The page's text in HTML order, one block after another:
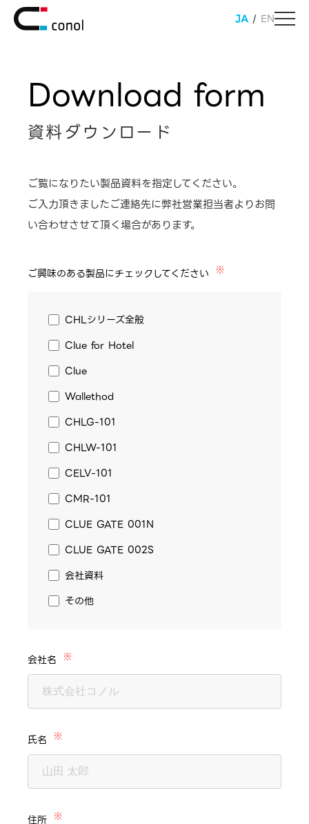
JA / EN
Download form
資料ダウンロード
ご覧になりたい製品資料を指定してください。
ご入力頂きましたご連絡先に弊社営業担当者よりお問
い合わせさせて頂く場合があります。
ご興味のある製品にチェックしてください ※
CHLシリーズ全般
Clue for Hotel
Clue
Wallethod
CHLG-101
CHLW-101
CELV-101
CMR-101
CLUE GATE 001N
CLUE GATE 002S
会社資料
その他
会社名 ※
氏名 ※
住所 ※